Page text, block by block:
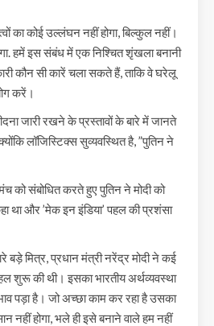
का कोई उल्लंघन नहीं होगा, बिल्कुल नहीं।
हमें इस संबंध में एक निश्चित शृंखला बनानी
कौन सी कारें चला सकते हैं, ताकि वे घरेलू
करें।
जारी रखने के प्रस्तावों के बारे में जानते
लॉजिस्टिक्स सुव्यवस्थित है, ”पुतिन ने
को संबोधित करते हुए पुतिन ने मोदी को
था और ’मेक इन इंडिया’ पहल की प्रशंसा
बड़े मित्र, प्रधान मंत्री नरेंद्र मोदी ने कई
शुरू की थी। इसका भारतीय अर्थव्यवस्था
पड़ा है। जो अच्छा काम कर रहा है उसका
होगा, भले ही इसे बनाने वाले हम नहीं